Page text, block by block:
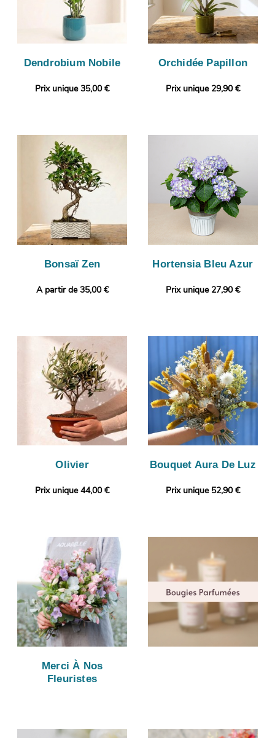
Dendrobium Nobile
Prix unique 35,00 €
Orchidée Papillon
Prix unique 29,90 €
Bonsaï Zen
A partir de 35,00 €
Hortensia Bleu Azur
Prix unique 27,90 €
Olivier
Prix unique 44,00 €
Bouquet Aura De Luz
Prix unique 52,90 €
Merci À Nos
Fleuristes